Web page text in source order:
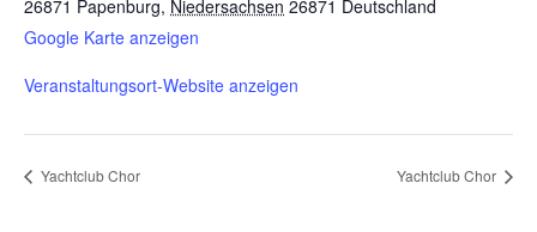
26871 Papenburg, Niedersachsen 26871 Deutschland
Google Karte anzeigen
Veranstaltungsort-Website anzeigen
Yachtclub Chor Yachtclub Chor